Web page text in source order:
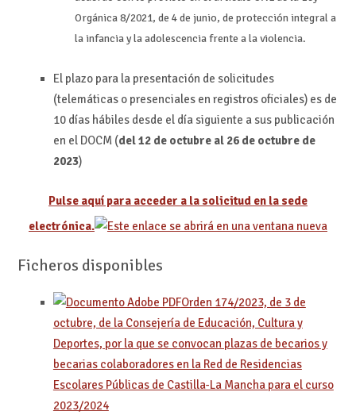
Orgánica 8/2021, de 4 de junio, de protección integral a
la infancia y la adolescencia frente a la violencia.
El plazo para la presentación de solicitudes
(telemáticas o presenciales en registros oficiales) es de
10 días hábiles desde el día siguiente a sus publicación
en el DOCM (del 12 de octubre al 26 de octubre de
2023)
Pulse aquí para acceder a la solicitud en la sede
electrónica.
Ficheros disponibles
Orden 174/2023, de 3 de
octubre, de la Consejería de Educación, Cultura y
Deportes, por la que se convocan plazas de becarios y
becarias colaboradores en la Red de Residencias
Escolares Públicas de Castilla-La Mancha para el curso
2023/2024